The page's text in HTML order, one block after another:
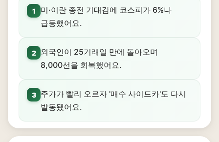
1
미·이란 종전 기대감에 코스피가 6%나
급등했어요.
2
외국인이 25거래일 만에 돌아오며
8,000선을 회복했어요.
3
주가가 빨리 오르자 '매수 사이드카'도 다시
발동됐어요.